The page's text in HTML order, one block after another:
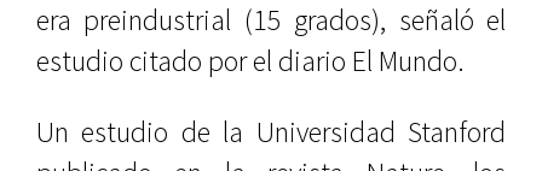
era preindustrial (15 grados), señaló el
estudio citado por el diario El Mundo.
Un estudio de la Universidad Stanford